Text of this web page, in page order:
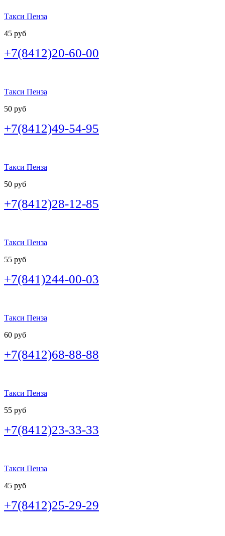
Такси Пенза
45 руб
+7(8412)20-60-00
Такси Пенза
50 руб
+7(8412)49-54-95
Такси Пенза
50 руб
+7(8412)28-12-85
Такси Пенза
55 руб
+7(841)244-00-03
Такси Пенза
60 руб
+7(8412)68-88-88
Такси Пенза
55 руб
+7(8412)23-33-33
Такси Пенза
45 руб
+7(8412)25-29-29